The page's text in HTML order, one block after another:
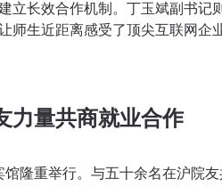
立长效合作机制。丁玉斌副书记
师生近距离感受了顶尖互联网企
力量共商就业合作
隆重举行。与五十余名在沪院